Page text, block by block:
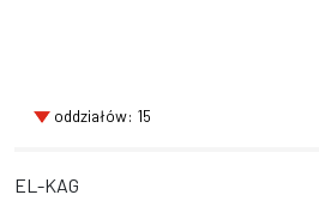
oddziałów: 15
EL-KAG